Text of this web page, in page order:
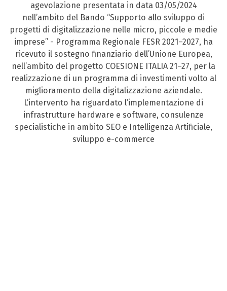
agevolazione presentata in data 03/05/2024
nell’ambito del Bando “Supporto allo sviluppo di
progetti di digitalizzazione nelle micro, piccole e medie
imprese” - Programma Regionale FESR 2021–2027, ha
ricevuto il sostegno finanziario dell’Unione Europea,
nell’ambito del progetto COESIONE ITALIA 21–27, per la
realizzazione di un programma di investimenti volto al
miglioramento della digitalizzazione aziendale.
L’intervento ha riguardato l’implementazione di
infrastrutture hardware e software, consulenze
specialistiche in ambito SEO e Intelligenza Artificiale,
sviluppo e-commerce